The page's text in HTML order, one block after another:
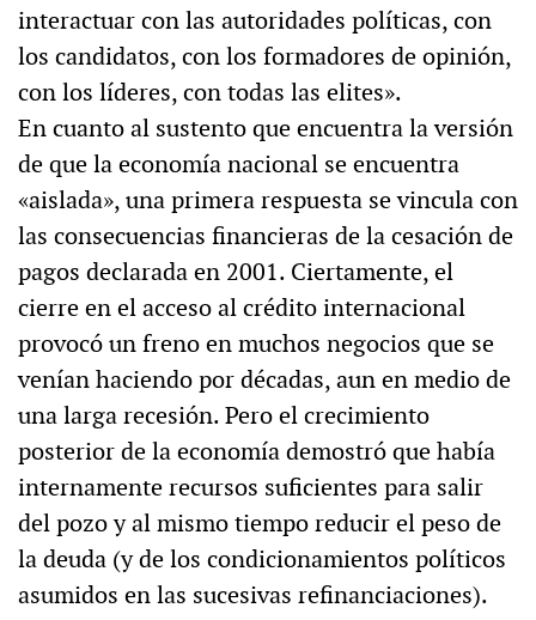
interactuar con las autoridades políticas, con
los candidatos, con los formadores de opinión,
con los líderes, con todas las elites».
En cuanto al sustento que encuentra la versión
de que la economía nacional se encuentra
«aislada», una primera respuesta se vincula con
las consecuencias financieras de la cesación de
pagos declarada en 2001. Ciertamente, el
cierre en el acceso al crédito internacional
provocó un freno en muchos negocios que se
venían haciendo por décadas, aun en medio de
una larga recesión. Pero el crecimiento
posterior de la economía demostró que había
internamente recursos suficientes para salir
del pozo y al mismo tiempo reducir el peso de
la deuda (y de los condicionamientos políticos
asumidos en las sucesivas refinanciaciones).